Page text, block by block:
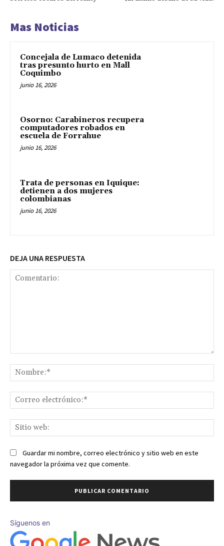
Mas Noticias
Concejala de Lumaco detenida
tras presunto hurto en Mall
Coquimbo
junio 16, 2026
Osorno: Carabineros recupera
computadores robados en
escuela de Forrahue
junio 16, 2026
Trata de personas en Iquique:
detienen a dos mujeres
colombianas
junio 16, 2026
DEJA UNA RESPUESTA
Guardar mi nombre, correo electrónico y sitio web en este
navegador la próxima vez que comente.
Síguenos en